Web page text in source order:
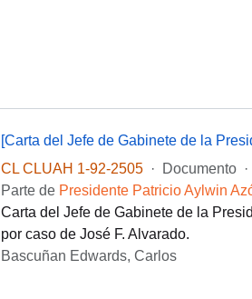
[Carta del Jefe de Gabinete de la
CL CLUAH 1-92-2505
· Documento ·
Parte de Presidente Patricio Aylwin
Carta del Jefe de Gabinete de la
por caso de José F. Alvarado.
Bascuñan Edwards, Carlos